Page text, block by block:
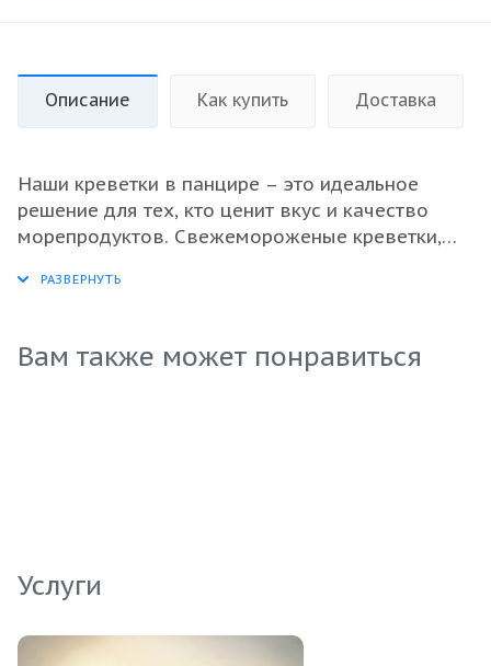
Описание Как купить Доставка
Наши креветки в панцире – это идеальное
решение для тех, кто ценит вкус и качество
морепродуктов. Свежемороженые креветки,
набор полезных веществ, станут отличным
гарантирует, что каждая порция будет
насыщенной и аппетитной. Подходят для
Вам также может понравиться
Услуги